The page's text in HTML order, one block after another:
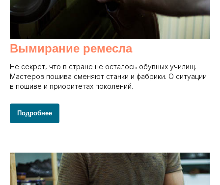
Вымирание ремесла
Не секрет, что в стране не осталось обувных училищ.
Мастеров пошива сменяют станки и фабрики. О ситуации
в пошиве и приоритетах поколений.
Подробнее